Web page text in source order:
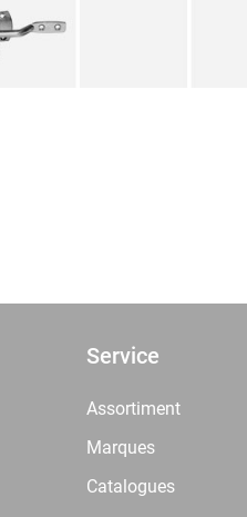
Service
Assortiment
Marques
Catalogues